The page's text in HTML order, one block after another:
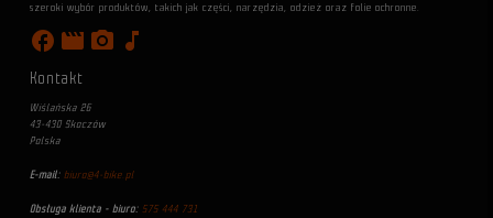
szeroki wybór produktów, takich jak części, narzędzia, odzież oraz folie ochronne.
facebook movie photo_camera music_note
Kontakt
Wiślańska 26
43-430 Skoczów
Polska
E-mail: biuro@4-bike.pl
Obsługa klienta - biuro: 575 444 731